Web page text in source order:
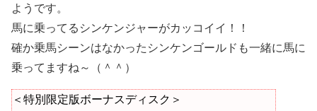
ようです。
馬に乗ってるシンケンジャーがカッコイイ！！
確か乗馬シーンはなかったシンケンゴールドも一緒に馬に
乗ってますね～（＾＾）
＜特別限定版ボーナスディスク＞